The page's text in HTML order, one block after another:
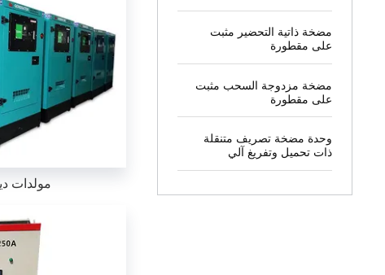
مولدات
مضخة ذاتية التحضير مثبت
على مقطورة
مضخة مزدوجة السحب مثبت
على مقطورة
وحدة مضخة تصريف متنقلة
ذات تحميل وتفريغ آلي